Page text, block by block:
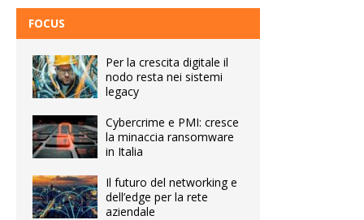
FOCUS
Per la crescita digitale il
nodo resta nei sistemi
legacy
Cybercrime e PMI: cresce
la minaccia ransomware
in Italia
Il futuro del networking e
dell’edge per la rete
aziendale